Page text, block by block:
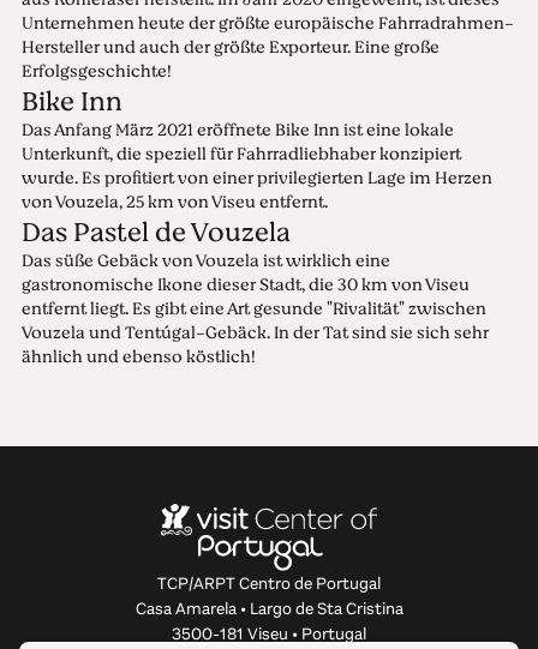
Unternehmen heute der größte europäische Fahrradrahmen-
Hersteller und auch der größte Exporteur. Eine große
Erfolgsgeschichte!
Bike Inn
Das Anfang März 2021 eröffnete Bike Inn ist eine lokale
Unterkunft, die speziell für Fahrradliebhaber konzipiert
wurde. Es profitiert von einer privilegierten Lage im Herzen
von Vouzela, 25 km von Viseu entfernt.
Das Pastel de Vouzela
Das süße Gebäck von Vouzela ist wirklich eine
gastronomische Ikone dieser Stadt, die 30 km von Viseu
entfernt liegt. Es gibt eine Art gesunde "Rivalität" zwischen
Vouzela und Tentúgal-Gebäck. In der Tat sind sie sich sehr
ähnlich und ebenso köstlich!
TCP/ARPT Centro de Portugal
Casa Amarela • Largo de Sta Cristina
3500-181 Viseu • Portugal